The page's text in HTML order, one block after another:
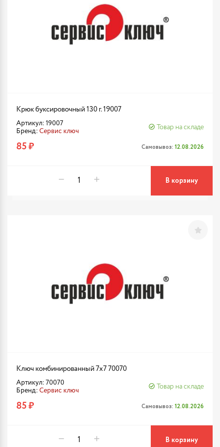
Крюк буксировочный 130 г. 19007
Артикул: 19007
Бренд: Сервис ключ
Товар на складе
85 ₽ Самовывоз: 12.08.2026
В корзину
Ключ комбинированный 7х7 70070
Артикул: 70070
Бренд: Сервис ключ
Товар на складе
85 ₽ Самовывоз: 12.08.2026
В корзину